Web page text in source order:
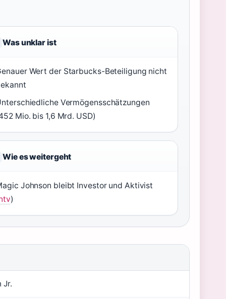
Was unklar ist
Wert der Starbucks-Beteiligung nicht
Vermögensschätzungen
Mio. bis 1,6 Mrd. USD)
Wie es weitergeht
Johnson bleibt Investor und Aktivist
)
Jr.